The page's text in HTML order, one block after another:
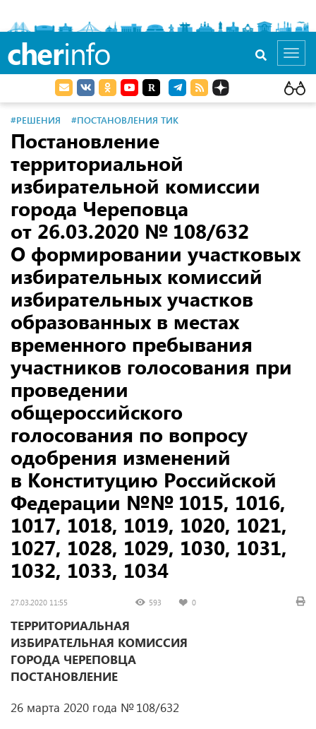
cherinfo
#РЕШЕНИЯ #ПОСТАНОВЛЕНИЯ ТИК
Постановление
территориальной
избирательной комиссии
города Череповца
от 26.03.2020 № 108/632
О формировании участковых
избирательных комиссий
избирательных участков
образованных в местах
временного пребывания
участников голосования при
проведении
общероссийского
голосования по вопросу
одобрения изменений
в Конституцию Российской
Федерации №№ 1015, 1016,
1017, 1018, 1019, 1020, 1021,
1027, 1028, 1029, 1030, 1031,
1032, 1033, 1034
27.03.2020 11:55 593 0
ТЕРРИТОРИАЛЬНАЯ
ИЗБИРАТЕЛЬНАЯ КОМИССИЯ
ГОРОДА ЧЕРЕПОВЦА
ПОСТАНОВЛЕНИЕ
26 марта 2020 года № 108/632